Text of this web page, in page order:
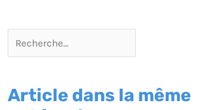
Article dans la même